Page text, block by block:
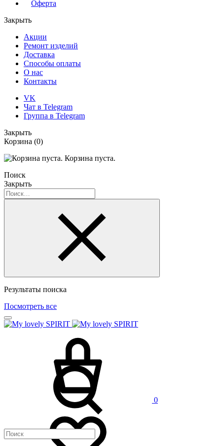
Оферта
Закрыть
Акции
Ремонт изделий
Доставка
Способы оплаты
О нас
Контакты
VK
Чат в Telegram
Группа в Telegram
Закрыть
Корзина (0)
Корзина пуста.
Поиск
Закрыть
Результаты поиска
Посмотреть все
0